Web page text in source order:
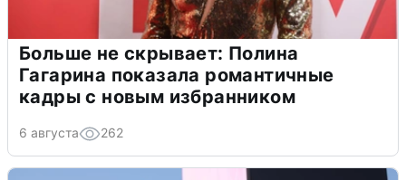
Больше не скрывает: Полина
Гагарина показала романтичные
кадры с новым избранником
6 августа 262